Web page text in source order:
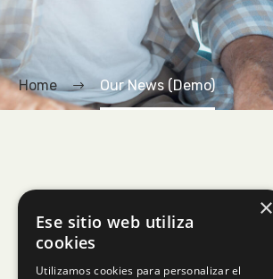
Home Our News (Demo)
×
Ese sitio web utiliza
cookies
Utilizamos cookies para personalizar el